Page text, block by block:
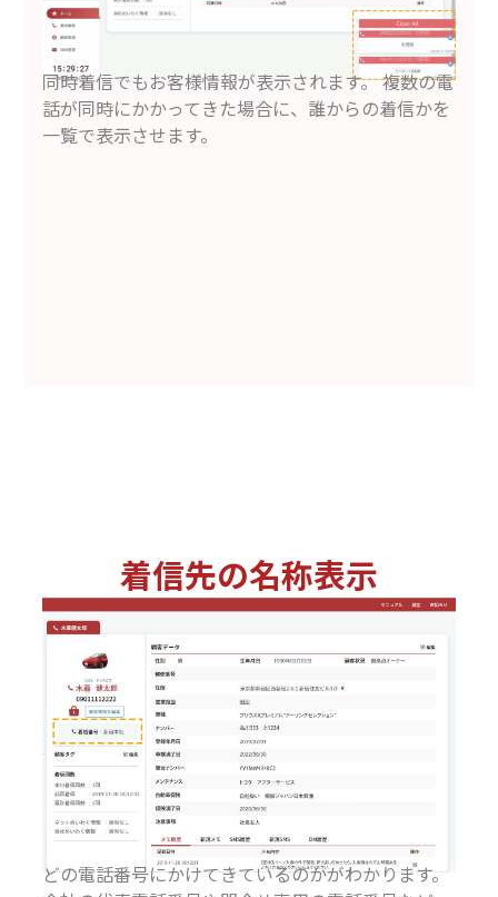
同時着信でもお客様情報が表示されます。 複数の電
話が同時にかかってきた場合に、誰からの着信かを
一覧で表示させます。
着信先の名称表示
どの電話番号にかけてきているのかがわかります。